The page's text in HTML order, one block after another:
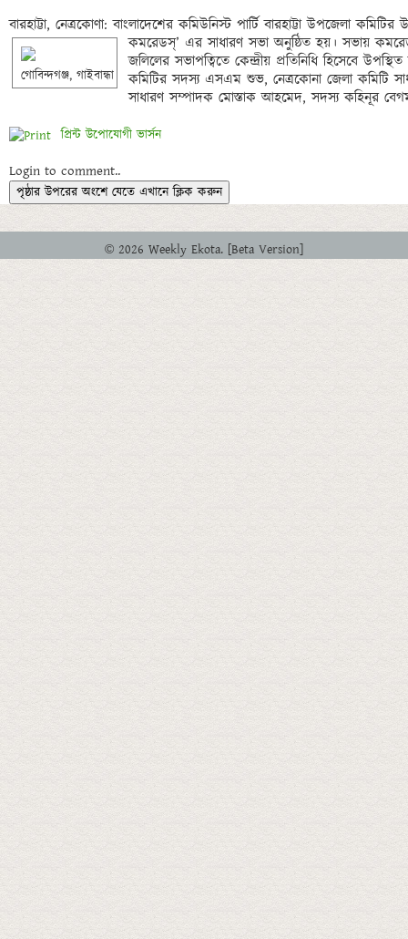
বারহাট্টা, নেত্রকোণা: বাংলাদেশের কমিউনিস্ট পার্টি বারহাট্টা উপজেলা
গোবিন্দগঞ্জ, গাইবান্ধা
কমরেডস্’ এর সাধারণ সভা অনুষ্ঠিত হয়। সভায়
জলিলের সভাপত্বিতে কেন্দ্রীয় প্রতিনিধি হিসেবে
কমিটির সদস্য এসএম শুভ, নেত্রকোনা জেলা কমিটি
প্রিন্ট উপোযোগী ভার্সন
Login to comment..
পৃষ্ঠার উপরের অংশে যেতে এখানে ক্লিক করুন
© 2026 Weekly Ekota. [Beta Version]